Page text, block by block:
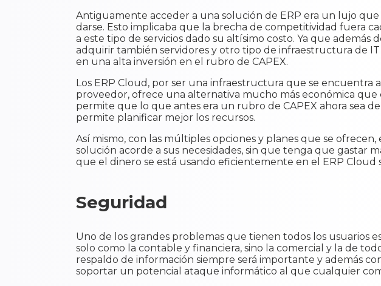
Antiguamente acceder a una solución de ERP era un lujo
darse. Esto implicaba que la brecha de competitividad fuera
a este tipo de servicios dado su altísimo costo. Ya que además
adquirir también servidores y otro tipo de infraestructura de
en una alta inversión en el rubro de CAPEX.
Los ERP Cloud, por ser una infraestructura que se encuentra
proveedor, ofrece una alternativa mucho más económica
permite que lo que antes era un rubro de CAPEX ahora sea
permite planificar mejor los recursos.
Así mismo, con las múltiples opciones y planes que se
solución acorde a sus necesidades, sin que tenga que gastar
que el dinero se está usando eficientemente en el ERP Cloud
Seguridad
Uno de los grandes problemas que tienen todos los usuarios
solo como la contable y financiera, sino la comercial y la de
respaldo de información siempre será importante y además
soportar un potencial ataque informático al que cualquier